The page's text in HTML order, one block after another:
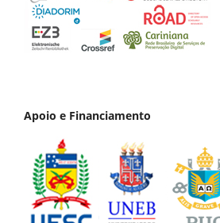
Apoio e Financiamento